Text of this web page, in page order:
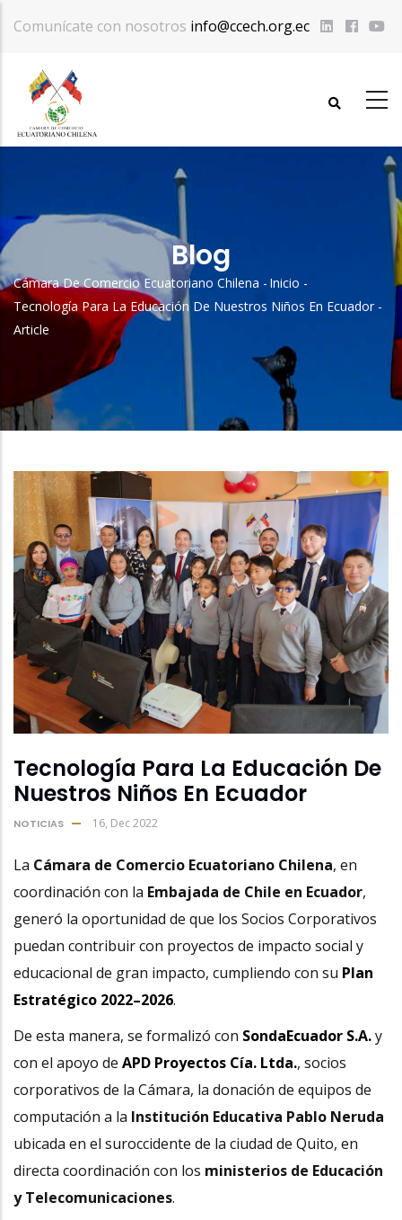
contenido
principal
Comunícate con nosotros info@ccech.org.ec
Blog
Sobrescribir
Enlaces
Ayuda
A
La
Navegación
Cámara De Comercio Ecuatoriano Chilena - Inicio -
Tecnología Para La Educación De Nuestros Niños En Ecuador -
Article
Tecnología Para La Educación De
Nuestros Niños En Ecuador
NOTICIAS 16, Dec 2022
La Cámara de Comercio Ecuatoriano Chilena, en
coordinación con la Embajada de Chile en Ecuador,
generó la oportunidad de que los Socios Corporativos
puedan contribuir con proyectos de impacto social y
educacional de gran impacto, cumpliendo con su Plan
Estratégico 2022–2026.
De esta manera, se formalizó con SondaEcuador S.A.y
con el apoyo de APD Proyectos Cía. Ltda., socios
corporativos de la Cámara, la donación de equipos de
computación a la Institución Educativa Pablo Neruda
ubicada en el suroccidente de la ciudad de Quito, en
directa coordinación con los ministerios de Educación
y Telecomunicaciones.